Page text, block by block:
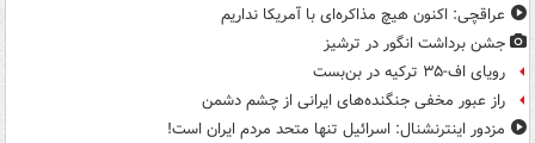
عراقچی: اکنون هیچ مذاکره‌ای با آمریکا نداریم
جشن برداشت انگور در ترشیز
رویای اف-۳۵ ترکیه در بن‌بست
راز عبور مخفی جنگنده‌های ایرانی از چشم دشمن
مزدور اینترنشنال: اسرائیل تنها متحد مردم ایران است!